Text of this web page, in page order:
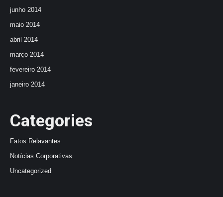
junho 2014
maio 2014
abril 2014
março 2014
fevereiro 2014
janeiro 2014
Categories
Fatos Relavantes
Notícias Corporativas
Uncategorized